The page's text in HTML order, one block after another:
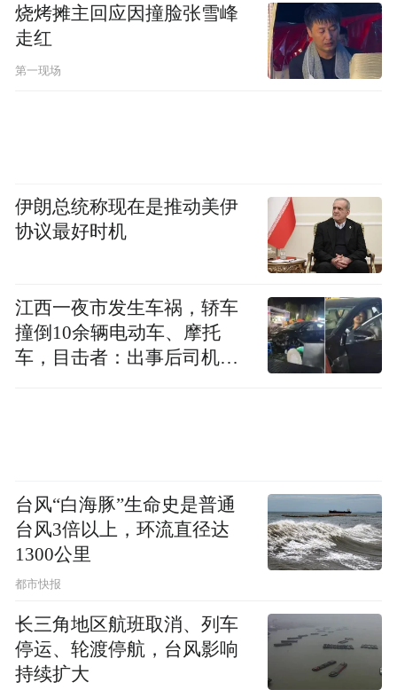
针对此事件，公安部交通管理局于6月1日发
声：“近期，某综艺节目播出后被眼光敏锐的
欺欺人！我国道交法中明确规定：“机动车行
驶时，驾驶人、乘坐人员应当按规定使用安
全带。”对数量可观的粉丝、受众而言，明
星、综艺节目的示范作用不可小觑，更应在
涉及公共利益、公共安全的问题上严格以身
作则，严格遵守法律法规，严格守住安全底
烧烤摊主回应因撞脸张雪峰
走红
第一现场
伊朗总统称现在是推动美伊
协议最好时机
江西一夜市发生车祸，轿车
撞倒10余辆电动车、摩托
车，目击者：出事后司机一
台风“白海豚”生命史是普通
台风3倍以上，环流直径达
1300公里
都市快报
长三角地区航班取消、列车
停运、轮渡停航，台风影响
持续扩大